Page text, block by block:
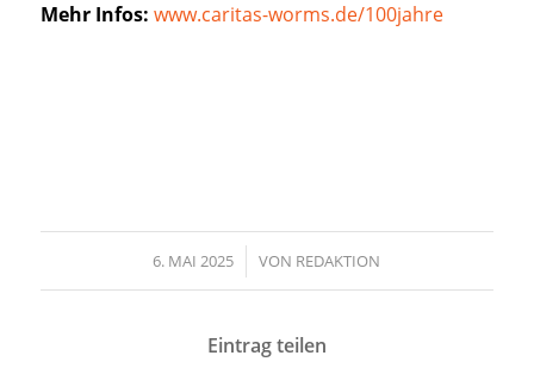
Mehr Infos: www.caritas-worms.de/100jahre
6. MAI 2025
/ VON REDAKTION
Eintrag teilen